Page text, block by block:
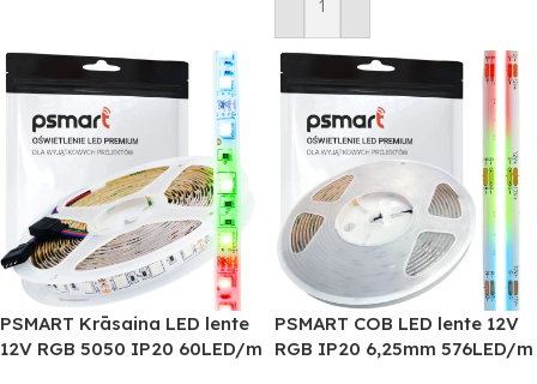
Pievienot Grozam
PSMART Krāsaina LED lente
12V RGB 5050 IP20 60LED/m
PSMART COB LED lente 12V
RGB IP20 6,25mm 576LED/m